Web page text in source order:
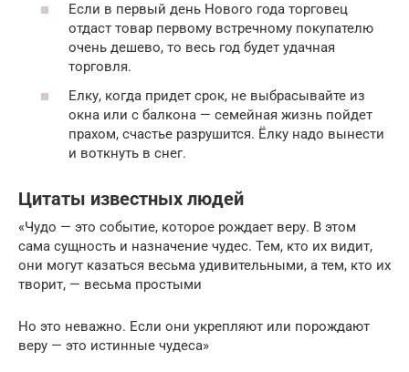
Если в первый день Нового года торговец
отдаст товар первому встречному покупателю
очень дешево, то весь год будет удачная
торговля.
Елку, когда придет срок, не выбрасывайте из
окна или с балкона — семейная жизнь пойдет
прахом, счастье разрушится. Ёлку надо вынести
и воткнуть в снег.
Цитаты известных людей
«Чудо — это событие, которое рождает веру. В этом
сама сущность и назначение чудес. Тем, кто их видит,
они могут казаться весьма удивительными, а тем, кто их
творит, — весьма простыми
Но это неважно. Если они укрепляют или порождают
веру — это истинные чудеса»